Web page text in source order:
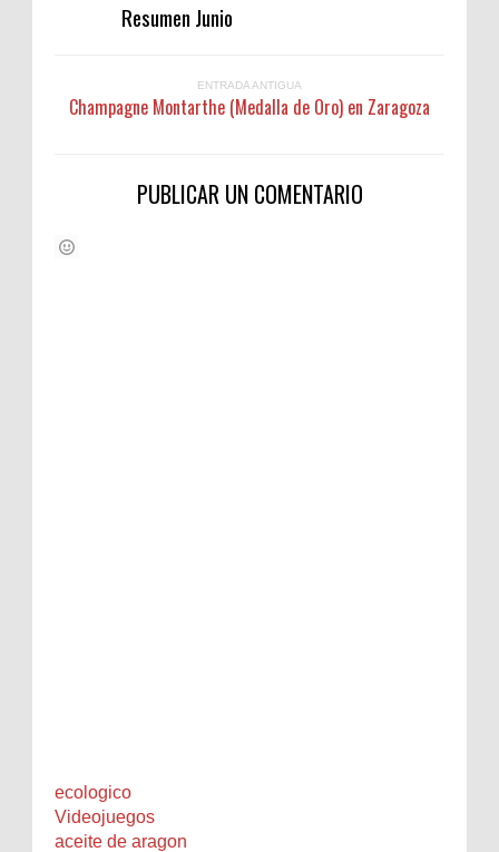
Resumen Junio
ENTRADA ANTIGUA
Champagne Montarthe (Medalla de Oro) en Zaragoza
PUBLICAR UN COMENTARIO
ecologico
Videojuegos
aceite de aragon